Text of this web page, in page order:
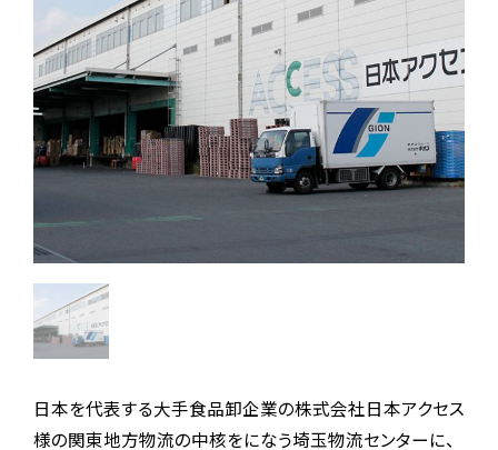
日本を代表する大手食品卸企業の株式会社日本アクセス
様の関東地方物流の中核をになう埼玉物流センターに、